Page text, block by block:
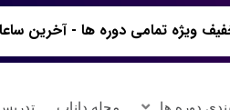
دوره ها مجله داناپ